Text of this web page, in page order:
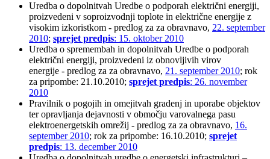
Uredba o dopolnitvah Uredbe o podporah električni energiji,
proizvedeni v soproizvodnji toplote in električne energije z
visokim izkoristkom - predlog za za obravnavo, 22. september
2010; sprejet predpis: 15. oktober 2010
Uredba o spremembah in dopolnitvah Uredbe o podporah
električni energiji, proizvedeni iz obnovljivih virov
energije - predlog za za obravnavo, 21. september 2010; rok
za pripombe: 21.10.2010; sprejet predpis: 26. november
2010
Pravilnik o pogojih in omejitvah gradenj in uporabe objektov
ter opravljanja dejavnosti v območju varovalnega pasu
elektroenergetskih omrežij - predlog za za obravnavo, 16.
september 2010; rok za pripombe: 16.10.2010; sprejet
predpis: 13. december 2010